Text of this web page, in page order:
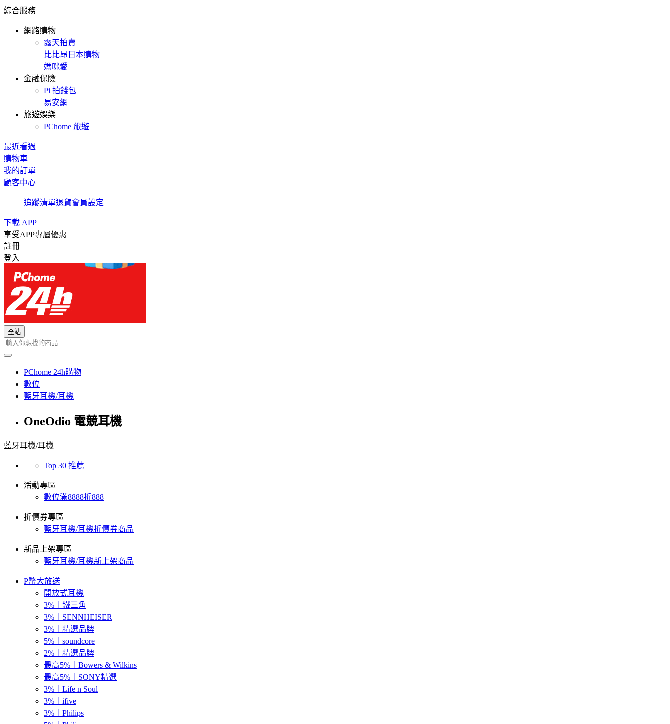
綜合服務
網路購物
露天拍賣
比比昂日本購物
媽咪愛
金融保險
Pi 拍錢包
易安網
旅遊娛樂
PChome 旅遊
最近看過
購物車
我的訂單
顧客中心
追蹤清單退貨會員設定
下載 APP
享受APP專屬優惠
註冊
登入
全站
PChome 24h購物
數位
藍牙耳機/耳機
OneOdio 電競耳機
藍牙耳機/耳機
Top 30 推薦
活動專區
數位滿8888折888
折價券專區
藍牙耳機/耳機折價券商品
新品上架專區
藍牙耳機/耳機新上架商品
P幣大放送
開放式耳機
3%｜鐵三角
3%｜SENNHEISER
3%｜精選品牌
5%｜soundcore
2%｜精選品牌
最高5%｜Bowers & Wilkins
最高5%｜SONY精選
3%｜Life n Soul
3%｜ifive
3%｜Philips